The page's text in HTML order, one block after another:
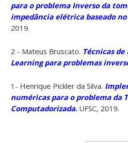
para o problema Inverso da
impedância elétrica baseado no
2019.
2 - Mateus Bruscato. Técnicas
Learning para problemas
1- Henrique Pickler da Silva.
numéricas para o problema da
Computadorizada. UFSC, 2019.